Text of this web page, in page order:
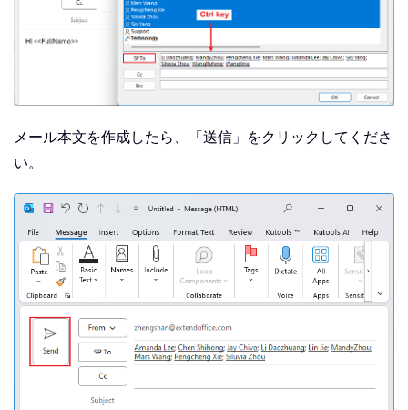
メール本文を作成したら、「送信」をクリックしてくださ
い。